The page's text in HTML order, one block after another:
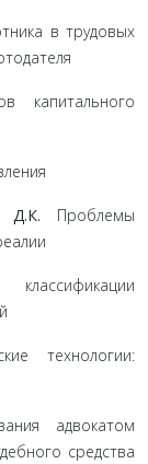
в трудовых
капитального
Д.К. Проблемы
технологии:
адвокатом
средства